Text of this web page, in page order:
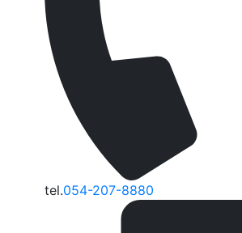
tel.054-207-8880